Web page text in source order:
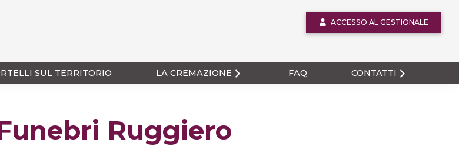
ACCESSO AL GESTIONALE
SUL TERRITORIO LA CREMAZIONE FAQ CONTATTI
Ruggiero